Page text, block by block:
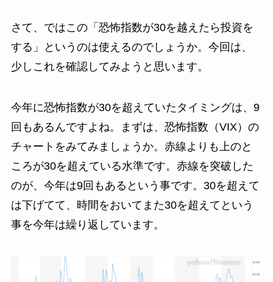
さて、ではこの「恐怖指数が30を越えたら投資を
する」というのは使えるのでしょうか。今回は、
少しこれを確認してみようと思います。
今年に恐怖指数が30を超えていたタイミングは、9
回もあるんですよね。まずは、恐怖指数（VIX）の
チャートをみてみましょうか。赤線よりも上のと
ころが30を超えている水準です。赤線を突破した
のが、今年は9回もあるという事です。30を超えて
は下げてて、時間をおいてまた30を超えてという
事を今年は繰り返しています。